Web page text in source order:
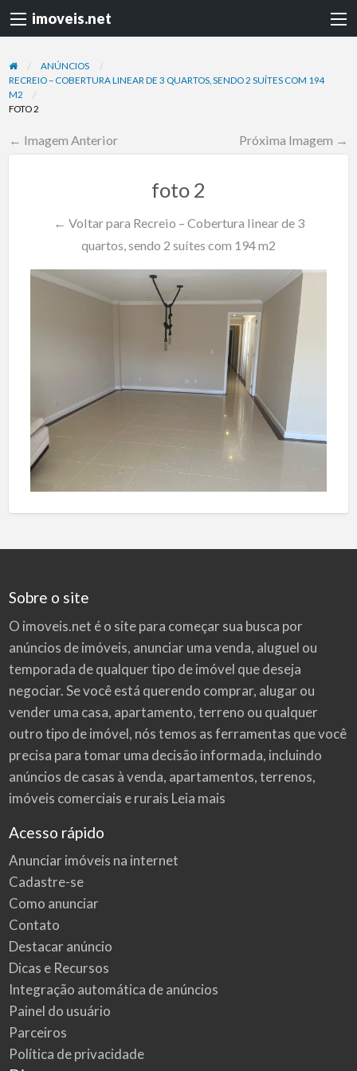
imoveis.net
ANÚNCIOS
RECREIO – COBERTURA LINEAR DE 3 QUARTOS, SENDO 2 SUÍTES COM 194
M2
FOTO 2
← Imagem Anterior Próxima Imagem →
foto 2
← Voltar para Recreio – Cobertura linear de 3
quartos, sendo 2 suítes com 194 m2
Sobre o site
O imoveis.net é o site para começar sua busca por
anúncios de imóveis, anunciar uma venda, aluguel ou
temporada de qualquer tipo de imóvel que deseja
negociar. Se você está querendo comprar, alugar ou
vender uma casa, apartamento, terreno ou qualquer
outro tipo de imóvel, nós temos as ferramentas que você
precisa para tomar uma decisão informada, incluindo
anúncios de casas à venda, apartamentos, terrenos,
imóveis comerciais e rurais Leia mais
Acesso rápido
Anunciar imóveis na internet
Cadastre-se
Como anunciar
Contato
Destacar anúncio
Dicas e Recursos
Integração automática de anúncios
Painel do usuário
Parceiros
Política de privacidade